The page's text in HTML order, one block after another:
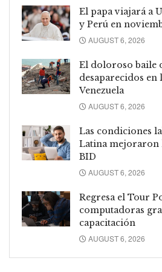
El papa viajará a
y Perú en
AUGUST 6, 2026
El doloroso baile
desaparecidos en
Venezuela
AUGUST 6, 2026
Las condiciones
Latina mejoraron
BID
AUGUST 6, 2026
Regresa el Tour
computadoras
capacitación
AUGUST 6, 2026